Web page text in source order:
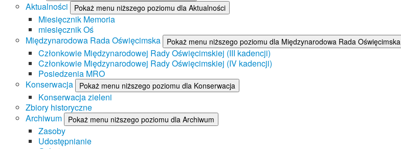
Aktualności Pokaż menu niższego poziomu dla Aktualności
Miesięcznik Memoria
miesięcznik Oś
Międzynarodowa Rada Oświęcimska
Pokaż menu niższego poziomu dla Międzynarodowa Rada Oświęcimska
Członkowie Międzynarodowej Rady Oświęcimskiej (III kadencji)
Członkowie Międzynarodowej Rady Oświęcimskiej (IV kadencji)
Posiedzenia MRO
Konserwacja
Pokaż menu niższego poziomu dla Konserwacja
Konserwacja zieleni
Zbiory historyczne
Archiwum
Pokaż menu niższego poziomu dla Archiwum
Zasoby
Udostępnianie